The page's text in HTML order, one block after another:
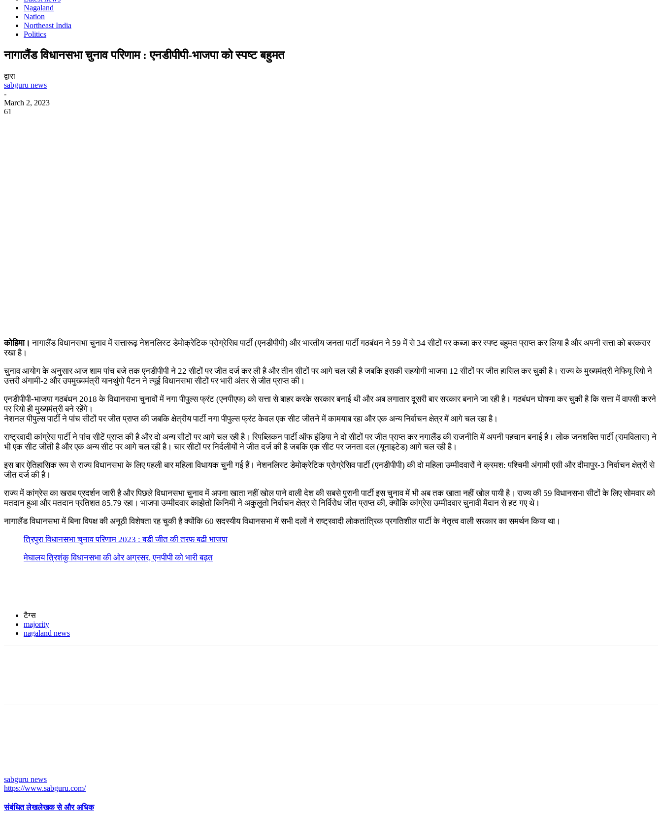
Nagaland
Nation
Northeast India
Politics
नागालैंड विधानसभा चुनाव परिणाम : एनडीपीपी-भाजपा को स्पष्ट बहुमत
द्वारा
sabguru news
-
March 2, 2023
61
कोहिमा। नागालैंड विधानसभा चुनाव में सत्तारूढ़ नेशनलिस्ट डेमोक्रेटिक प्रोग्रेसिव पार्टी (एनडीपीपी) और भारतीय जनता पार्टी गठबंधन ने 59 में से 34 सीटों पर कब्जा कर स्पष्ट बहुमत प्राप्त कर लिया है और अपनी सत्ता को बरकरार
रखा है।
चुनाव आयोग के अनुसार आज शाम पांच बजे तक एनडीपीपी ने 22 सीटों पर जीत दर्ज कर ली है और तीन सीटों पर आगे चल रही है जबकि इसकी सहयोगी भाजपा 12 सीटों पर जीत हासिल कर चुकी है। राज्य के मुख्यमंत्री नेफियू रियो ने
उत्तरी अंगामी-2 और उपमुख्यमंत्री यानथुंगो पैटन ने त्यूई विधानसभा सीटों पर भारी अंतर से जीत प्राप्त की।
एनडीपीपी-भाजपा गठबंधन 2018 के विधानसभा चुनावों में नगा पीपुल्स फ्रंट (एनपीएफ) को सत्ता से बाहर करके सरकार बनाई थी और अब लगातार दूसरी बार सरकार बनाने जा रही है। गठबंधन घोषणा कर चुकी है कि सत्ता में वापसी करने
पर रियो ही मुख्यमंत्री बने रहेंगे।
नेशनल पीपुल्स पार्टी ने पांच सीटों पर जीत प्राप्त की जबकि क्षेत्रीय पार्टी नगा पीपुल्स फ्रंट केवल एक सीट जीतने में कामयाब रहा और एक अन्य निर्वाचन क्षेत्र में आगे चल रहा है।
राष्ट्रवादी कांग्रेस पार्टी ने पांच सीटें प्राप्त की है और दो अन्य सीटों पर आगे चल रही है। रिपब्लिकन पार्टी ऑफ इंडिया ने दो सीटों पर जीत प्राप्त कर नगालैंड की राजनीति में अपनी पहचान बनाई है। लोक जनशक्ति पार्टी (रामविलास) ने
भी एक सीट जीती है और एक अन्य सीट पर आगे चल रही है। चार सीटों पर निर्दलीयों ने जीत दर्ज की है जबकि एक सीट पर जनता दल (यूनाइटेड) आगे चल रही है।
इस बार ऐतिहासिक रूप से राज्य विधानसभा के लिए पहली बार महिला विधायक चुनी गई हैं। नेशनलिस्ट डेमोक्रेटिक प्रोग्रेसिव पार्टी (एनडीपीपी) की दो महिला उम्मीदवारों ने क्रमश: पश्चिमी अंगामी एसी और दीमापुर-3 निर्वाचन क्षेत्रों से
जीत दर्ज की है।
राज्य में कांग्रेस का खराब प्रदर्शन जारी है और पिछले विधानसभा चुनाव में अपना खाता नहीं खोल पाने वाली देश की सबसे पुरानी पार्टी इस चुनाव में भी अब तक खाता नहीं खोल पायी है। राज्य की 59 विधानसभा सीटों के लिए सोमवार को
मतदान हुआ और मतदान प्रतिशत 85.79 रहा। भाजपा उम्मीदवार काझेतो किनिमी ने अकुलुतो निर्वाचन क्षेत्र से निर्विरोध जीत प्राप्त की, क्योंकि कांग्रेस उम्मीदवार चुनावी मैदान से हट गए थे।
नागालैंड विधानसभा में बिना विपक्ष की अनूठी विशेषता रह चुकी है क्योंकि 60 सदस्यीय विधानसभा में सभी दलों ने राष्ट्रवादी लोकतांत्रिक प्रगतिशील पार्टी के नेतृत्व वाली सरकार का समर्थन किया था।
त्रिपुरा विधानसभा चुनाव परिणाम 2023 : बडी जीत की तरफ बढी भाजपा
मेघालय त्रिशंकु विधानसभा की ओर अग्रसर, एनपीपी को भारी बढ़त
टैग्स
majority
nagaland news
sabguru news
https://www.sabguru.com/
संबंधित लेखलेखक से और अधिक